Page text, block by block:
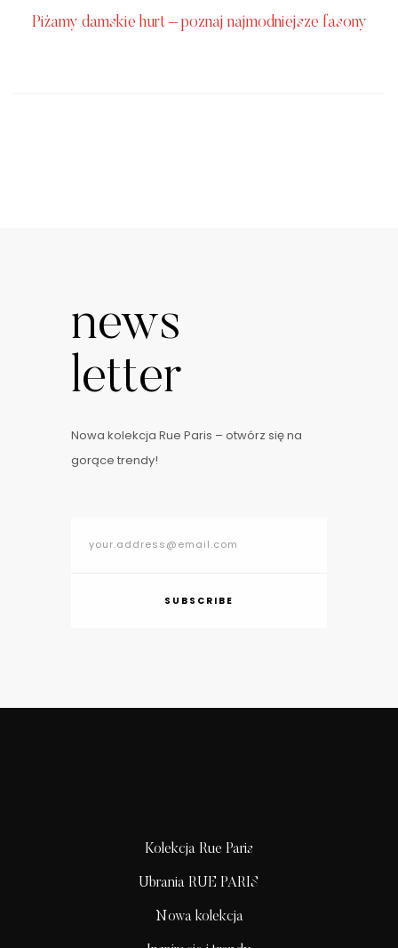
Piżamy damskie hurt – poznaj najmodniejsze fasony
news
letter
Nowa kolekcja Rue Paris – otwórz się na
gorące trendy!
SUBSCRIBE
Kolekcja Rue Paris
Ubrania RUE PARIS
Nowa kolekcja